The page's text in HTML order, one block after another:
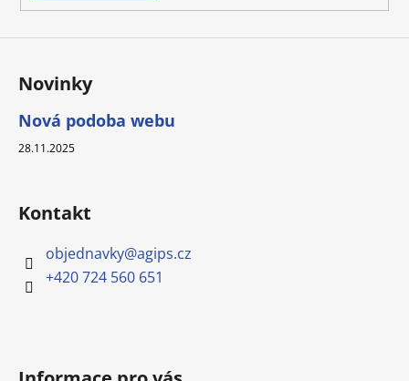
ý
p
Novinky
Nová podoba webu
28.11.2025
Kontakt
objednavky@agips.cz
+420 724 560 651